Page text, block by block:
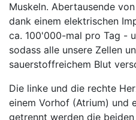
Muskeln. Abertausende
dank einem elektrischen
ca. 100'000-mal pro Tag -
sodass alle unsere Zellen
sauerstoffreichem Blut
Die linke und die rechte
einem Vorhof (Atrium) und
getrennt werden die